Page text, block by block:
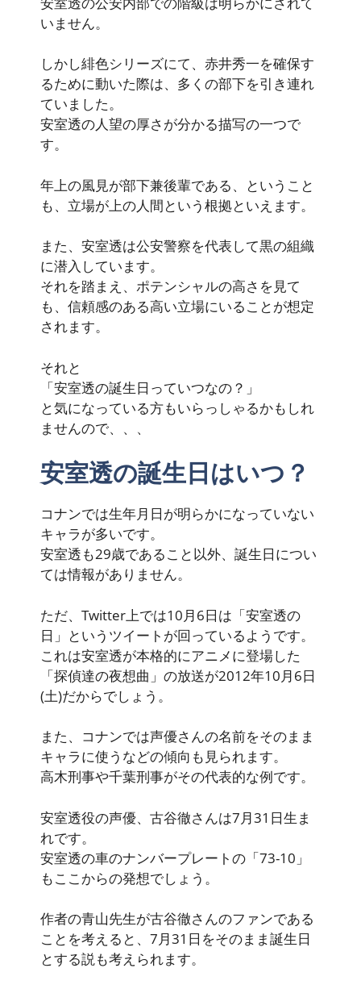
いません。
しかし緋色シリーズにて、赤井秀一を確保す
るために動いた際は、多くの部下を引き連れ
ていました。
安室透の人望の厚さが分かる描写の一つで
す。
年上の風見が部下兼後輩である、ということ
も、立場が上の人間という根拠といえます。
また、安室透は公安警察を代表して黒の組織
に潜入しています。
それを踏まえ、ポテンシャルの高さを見て
も、信頼感のある高い立場にいることが想定
されます。
それと
「安室透の誕生日っていつなの？」
と気になっている方もいらっしゃるかもしれ
ませんので、、、
安室透の誕生日はいつ？
コナンでは生年月日が明らかになっていない
キャラが多いです。
安室透も29歳であること以外、誕生日につい
ては情報がありません。
ただ、Twitter上では10月6日は「安室透の
日」というツイートが回っているようです。
これは安室透が本格的にアニメに登場した
「探偵達の夜想曲」の放送が2012年10月6日
(土)だからでしょう。
また、コナンでは声優さんの名前をそのまま
キャラに使うなどの傾向も見られます。
高木刑事や千葉刑事がその代表的な例です。
安室透役の声優、古谷徹さんは7月31日生ま
れです。
安室透の車のナンバープレートの「73-10」
もここからの発想でしょう。
作者の青山先生が古谷徹さんのファンである
ことを考えると、7月31日をそのまま誕生日
とする説も考えられます。